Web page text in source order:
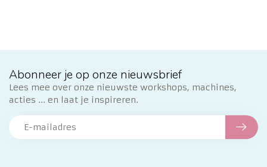
Abonneer je op onze nieuwsbrief
Lees mee over onze nieuwste workshops, machines,
acties ... en laat je inspireren.